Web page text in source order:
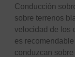
Conducción
sobre terrenos
velocidad de los
es
conduzcan